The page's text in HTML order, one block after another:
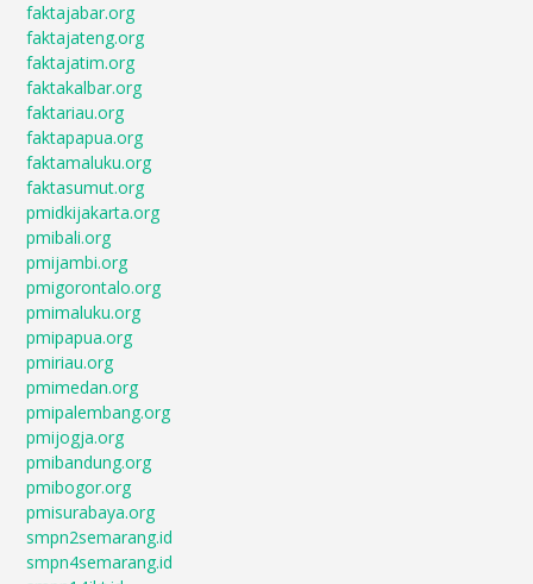
faktajabar.org
faktajateng.org
faktajatim.org
faktakalbar.org
faktariau.org
faktapapua.org
faktamaluku.org
faktasumut.org
pmidkijakarta.org
pmibali.org
pmijambi.org
pmigorontalo.org
pmimaluku.org
pmipapua.org
pmiriau.org
pmimedan.org
pmipalembang.org
pmijogja.org
pmibandung.org
pmibogor.org
pmisurabaya.org
smpn2semarang.id
smpn4semarang.id